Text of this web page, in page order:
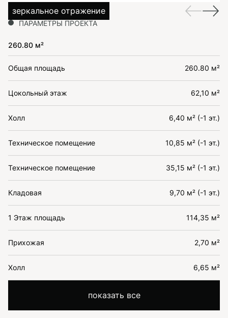
зеркальное отражение
ПАРАМЕТРЫ ПРОЕКТА
260.80 м²
Общая площадь 260.80 м²
Цокольный этаж 62,10 м²
Холл 6,40 м² (-1 эт.)
Техническое помещение 10,85 м² (-1 эт.)
Техническое помещение 35,15 м² (-1 эт.)
Кладовая 9,70 м² (-1 эт.)
1 Этаж площадь 114,35 м²
Прихожая 2,70 м²
Холл 6,65 м²
показать все